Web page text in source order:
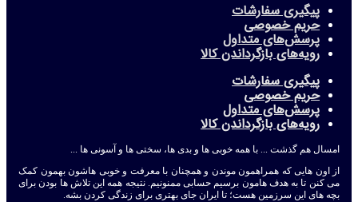
پیگیری سفارشات
حریم خصوصی
پرسش‌های متداول
رویه‌های بازگرداندن کالا
پیگیری سفارشات
حریم خصوصی
پرسش‌های متداول
رویه‌های بازگرداندن کالا
امسال هم گذشت ... با همه خوبی ها و بدی ها، سختی ها و آسونی ها ...
از اون هایی که همراهمون موندن و همچنان با معرفت و خوبی هاشون بهمون کمک
می کنن تا به هدف هامون برسیم حسابی ممنونیم. نتیجه همه این تلاش ها بودن برای
بچه های این سرزمین هست؛ تا ایران جای بهتری برای زندگی کردن بشه.